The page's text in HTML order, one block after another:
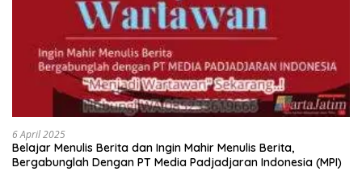
6 April 2025
Belajar Menulis Berita dan Ingin Mahir Menulis Berita,
Bergabunglah Dengan PT Media Padjadjaran Indonesia (MPI)